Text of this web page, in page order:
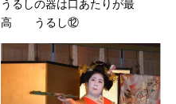
うるしの器は口あたりが最
高 うるし⑫